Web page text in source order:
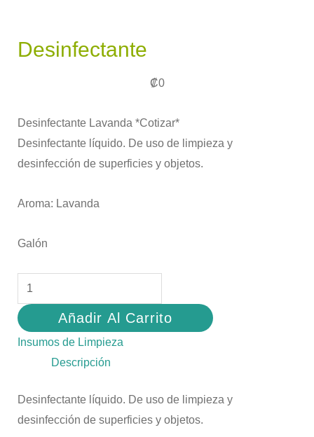
Desinfectante
₡0
Desinfectante Lavanda *Cotizar*
Desinfectante líquido. De uso de limpieza y
desinfección de superficies y objetos.
Aroma: Lavanda
Galón
Añadir Al Carrito
Insumos de Limpieza
Descripción
Desinfectante líquido. De uso de limpieza y
desinfección de superficies y objetos.